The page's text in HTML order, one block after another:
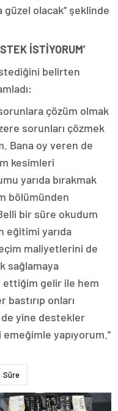
olacak” şeklinde
İSTİYORUM’
belirten
çözüm olmak
sorunları çözmek
Bana oy veren de
kesimleri
yarıda bırakmak
bölümünden
bir süre okudum
eğitimi yarıda
maliyetlerini de
sağlamaya
ettiğim gelir ile hem
onları
yine destekler
yapıyorum.”
Süre